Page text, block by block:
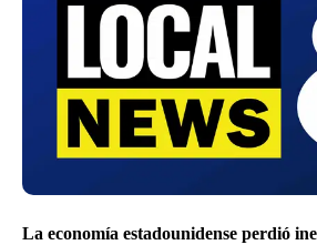
La economía estadounidense perdió